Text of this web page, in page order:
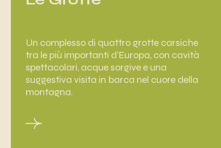
Un complesso di quattro grotte carsiche
tra le più importanti d’Europa, con cavità
spettacolari, acque sorgive e una
suggestiva visita in barca nel cuore della
montagna.